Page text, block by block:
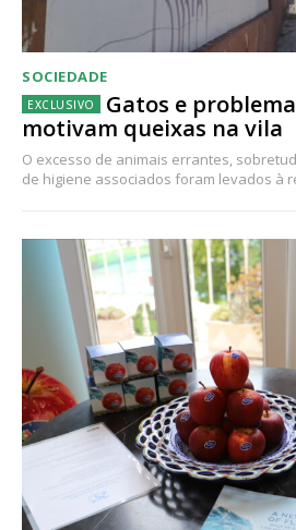
SOCIEDADE
Gatos e
motivam queixas na vila
O excesso de animais errantes,
de higiene associados foram levados à